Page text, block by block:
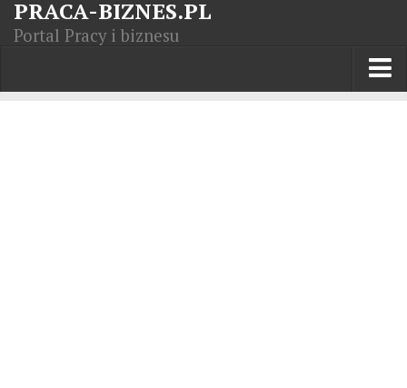
PRACA-BIZNES.PL
Portal Pracy i biznesu